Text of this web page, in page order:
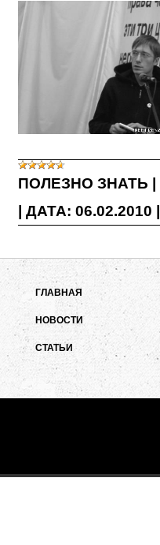
ПОЛЕЗНО ЗНАТЬ
ДАТА: 06.02.2010
ГЛАВНАЯ
НОВОСТИ
СТАТЬИ